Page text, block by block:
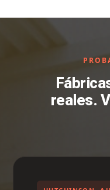
reales.